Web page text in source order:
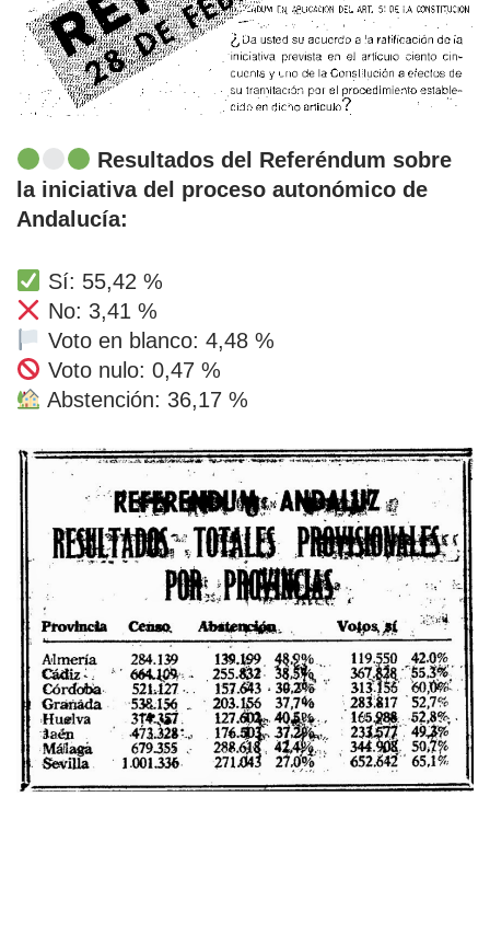
Resultados del Referéndum sobre
la iniciativa del proceso autonómico de
Andalucía:
Sí: 55,42 %
No: 3,41 %
Voto en blanco: 4,48 %
Voto nulo: 0,47 %
Abstención: 36,17 %